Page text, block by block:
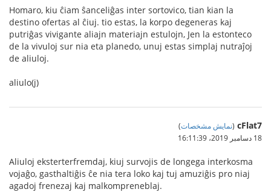
Homaro, kiu ĉiam ŝanceliĝas inter sortovico, tian kian la
destino ofertas al ĉiuj. tio estas, la korpo degeneras kaj
putriĝas vivigante aliajn materiajn estulojn, Jen la estonteco
de la vivuloj sur nia eta planedo, unuj estas simplaj nutraĵoj
de aliuloj.
aliulo(j)
cFlat7
(نمایش مشخصات)
18 دسامبر 2019،‏ 16:11:39
Aliuloj eksterterfremdaj, kiuj survojis de longega interkosma
vojaĝo, gasthaltiĝis ĉe nia tera loko kaj tuj amuziĝis pro niaj
agadoj frenezaj kaj malkompreneblaj.